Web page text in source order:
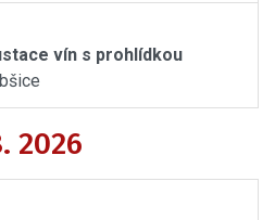
vín s prohlídkou
2026